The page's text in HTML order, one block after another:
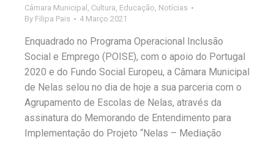
Câmara Municipal , Cultura, Educação, Notícias
By Filipa Pais 4 Março 2021
Enquadrado no Programa Operacional Inclusão
Social e Emprego (POISE), com o apoio do Portugal
2020 e do Fundo Social Europeu, a Câmara Municipal
de Nelas selou no dia de hoje a sua parceria com o
Agrupamento de Escolas de Nelas, através da
assinatura do Memorando de Entendimento para
Implementação do Projeto “Nelas – Mediação